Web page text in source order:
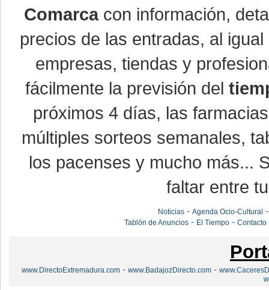
Comarcacon información,
precios de las entradas, al
empresas, tiendas y
fácilmente la previsión del
próximos 4 días, las
múltiples sorteos semanales,
los pacenses y mucho más...
faltar entre
Noticias -Agenda Ocio-Cultural
Tablón de Anuncios - El Tiempo -Contacto
www.DirectoExtremadura.com - www.BadajozDirecto.com -